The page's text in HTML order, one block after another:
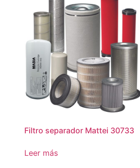
Filtro separador Mattei 30733
Leer más